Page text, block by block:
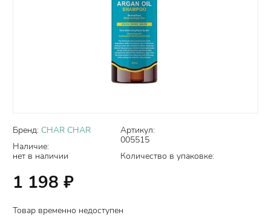
Бренд: CHAR CHAR
Наличие:
нет в наличии
Артикул:
005515
Количество в упаковке:
1 198 ₽
Товар временно недоступен